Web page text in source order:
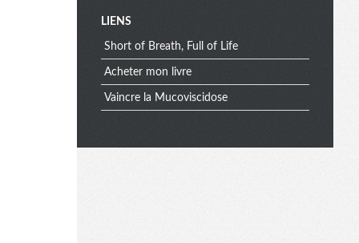
M
e
n
LIENS
Short of Breath, Full of Life
Acheter mon livre
Vaincre la Mucoviscidose